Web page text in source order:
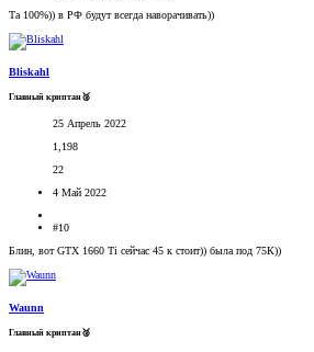
Та 100%)) в РФ будут всегда наворачивать))
Bliskahl
Главный криптан🥈
25 Апрель 2022
1,198
22
4 Май 2022
#10
Блин, вот GTX 1660 Ti сейчас 45 к стоит)) была под 75К))
Waunn
Главный криптан🥈